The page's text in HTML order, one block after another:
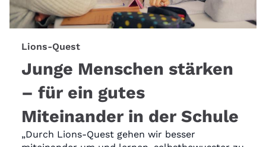
Lions-Quest
Junge Menschen stärken
– für ein gutes
Miteinander in der Schule
„Durch Lions-Quest gehen wir besser